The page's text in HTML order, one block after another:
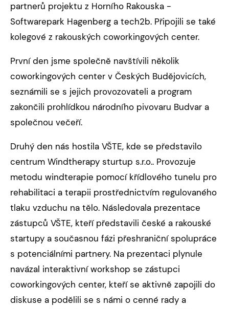
partnerů projektu z Horního Rakouska -
Softwarepark Hagenberg a tech2b. Připojili se také
kolegové z rakouských coworkingových center.
První den jsme společně navštívili několik
coworkingových center v Českých Budějovicích,
seznámili se s jejich provozovateli a program
zakončili prohlídkou národního pivovaru Budvar a
společnou večeří.
Druhý den nás hostila VŠTE, kde se představilo
centrum Windtherapy sturtup s.r.o.. Provozuje
metodu windterapie pomocí křídlového tunelu pro
rehabilitaci a terapii prostřednictvím regulovaného
tlaku vzduchu na tělo. Následovala prezentace
zástupců VŠTE, kteří představili české a rakouské
startupy a současnou fázi přeshraniční spolupráce
s potenciálními partnery. Na prezentaci plynule
navázal interaktivní workshop se zástupci
coworkingových center, kteří se aktivně zapojili do
diskuse a podělili se s námi o cenné rady a